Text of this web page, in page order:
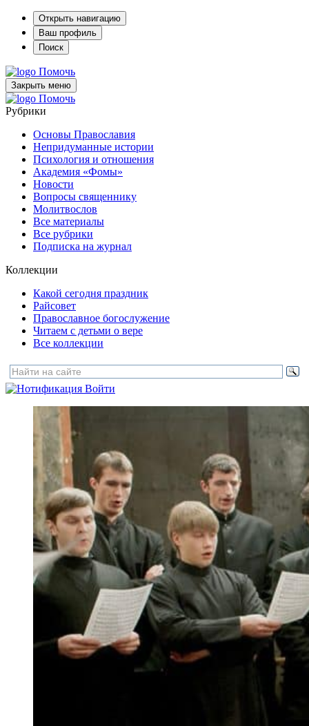
Открыть навигацию
Ваш профиль
Поиск
Помочь
Закрыть меню
Помочь
Рубрики
Основы Православия
Непридуманные истории
Психология и отношения
Академия «Фомы»
Новости
Вопросы священнику
Молитвослов
Все материалы
Все рубрики
Подписка на журнал
Коллекции
Какой сегодня праздник
Райсовет
Православное богослужение
Читаем с детьми о вере
Все коллекции
Войти